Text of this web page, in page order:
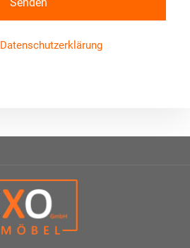
Datenschutzerklärung